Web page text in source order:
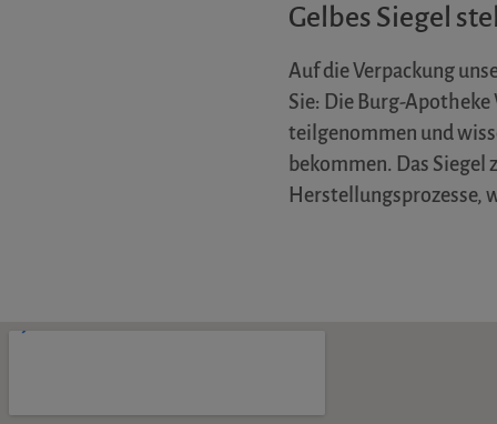
Gelbes Siegel
Auf die Verpackung
Sie: Die Burg-
teilgenommen und
bekommen. Das
Herstellungsprozesse,